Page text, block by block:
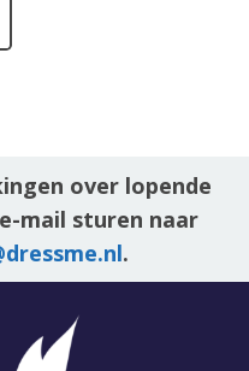
over lopende
mail sturen naar
.